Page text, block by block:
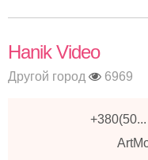
Hanik Video
Другой город 6969
+380(50...